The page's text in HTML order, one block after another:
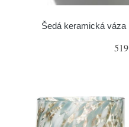
Šedá keramická